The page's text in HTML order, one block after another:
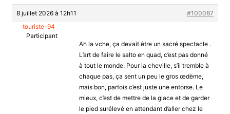
8 juillet 2026 à 12h11
#100087
touriste-94
Participant
Ah la vche, ça devait être un sacré spectacle .
L’art de faire le salto en quad, c’est pas donné
à tout le monde. Pour la cheville, s’il tremble à
chaque pas, ça sent un peu le gros œdème,
mais bon, parfois c’est juste une entorse. Le
mieux, c’est de mettre de la glace et de garder
le pied surélevé en attendant d’aller chez le